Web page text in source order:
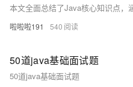
啦啦啦191 540
50道java基础面试题
50道java基础面试题